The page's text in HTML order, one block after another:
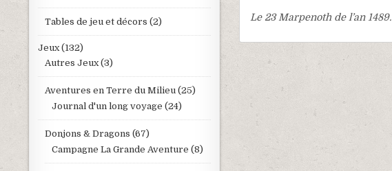
Le 23 Marpenoth de l’an 1489.
Tables de jeu et décors (2)
Jeux(132)
Autres Jeux(3)
Aventures en Terre du Milieu (25)
Journal d'un long voyage (24)
Donjons & Dragons (67)
Campagne La Grande Aventure (8)